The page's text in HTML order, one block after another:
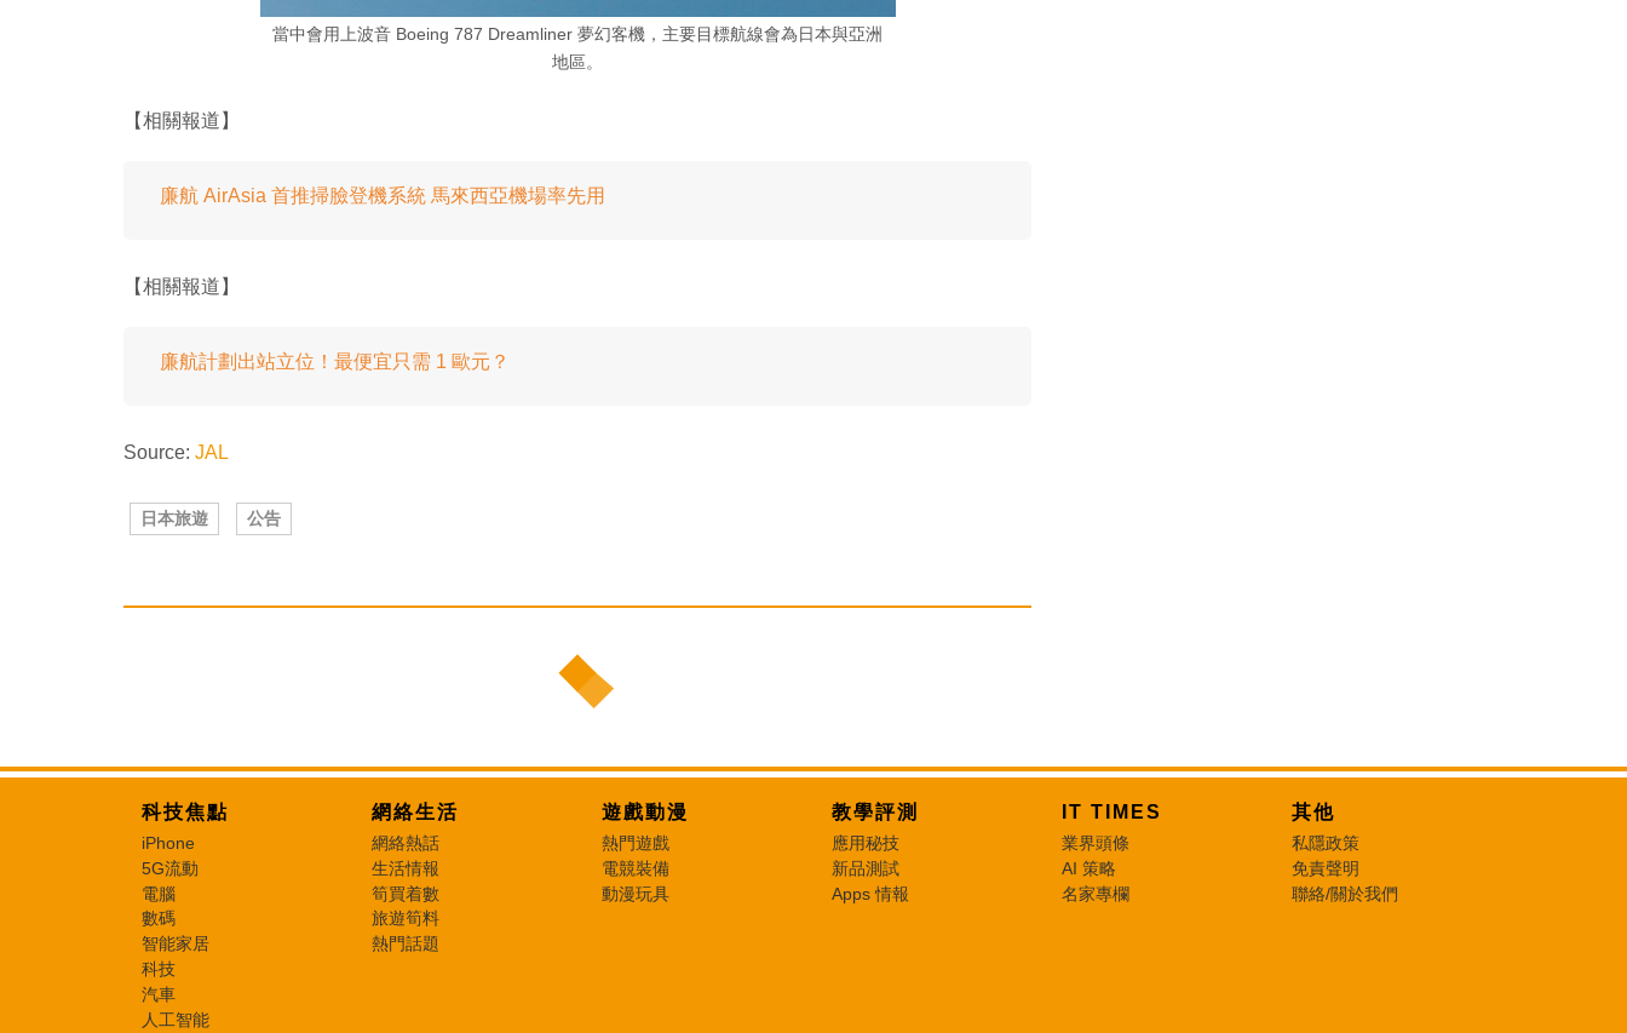
當中會用上波音 Boeing 787 Dreamliner 夢幻客機，主要目標航線會為日本與亞洲
地區。
【相關報道】
廉航 AirAsia 首推掃臉登機系統 馬來西亞機場率先用
【相關報道】
廉航計劃出站立位！最便宜只需 1 歐元？
Source: JAL
日本旅遊 公告
科技焦點
iPhone
5G流動
電腦
數碼
智能家居
科技
汽車
人工智能
網絡生活
網絡熱話
生活情報
筍買着數
旅遊筍料
熱門話題
遊戲動漫
熱門遊戲
電競裝備
動漫玩具
教學評測
應用秘技
新品測試
Apps 情報
IT TIMES
業界頭條
AI 策略
名家專欄
其他
私隱政策
免責聲明
聯絡/關於我們